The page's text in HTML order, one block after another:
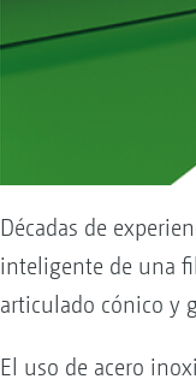
Décadas de
inteligente de una
articulado cónico y
El uso de acero